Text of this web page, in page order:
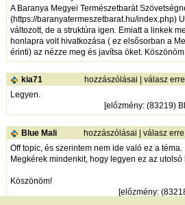
A Baranya Megyei Természetbarát
(https://baranyatermeszetbarat.hu/index.php)
változott, de a struktúra igen. Emiatt a linkek
honlapra volt hivatkozása ( ez elsősorban a
érinti) az nézze meg és javítsa öket.
kia71 hozzászólásai |válasz erre
Legyen.
[előzmény: (83219)
Blue Mali hozzászólásai |válasz erre
Off topic, és szerintem nem ide való ez a téma.
Megkérek mindenkit, hogy legyen ez az utolsó
Köszönöm!
[előzmény: